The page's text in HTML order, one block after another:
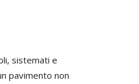
sistemati e
pavimento non